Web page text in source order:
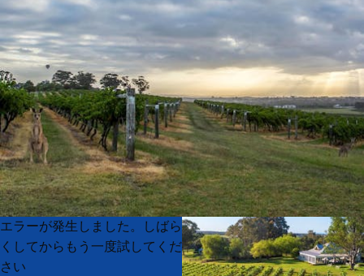
Product
List
Product
List
エラーが発生しました。しばら
くしてからもう一度試してくだ
さい